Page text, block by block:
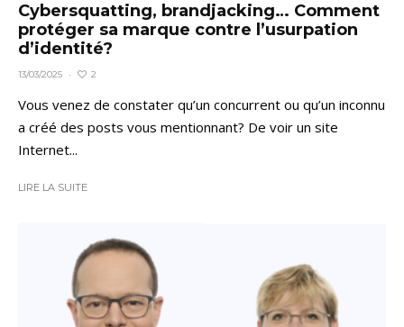
Cybersquatting, brandjacking… Comment
protéger sa marque contre l’usurpation
d’identité?
13/03/2025 · 2
Vous venez de constater qu’un concurrent ou qu’un inconnu
a créé des posts vous mentionnant? De voir un site
Internet...
LIRE LA SUITE